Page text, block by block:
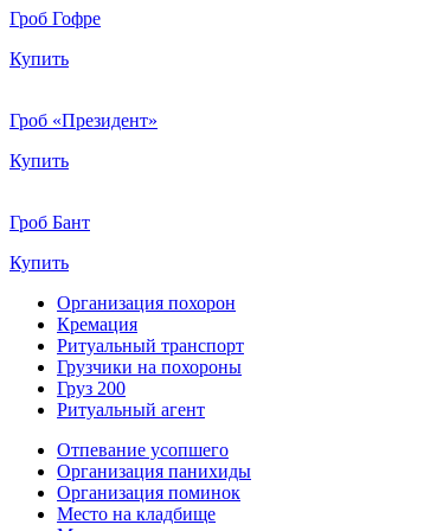
Гроб Гофре
Купить
Гроб «Президент»
Купить
Гроб Бант
Купить
Организация похорон
Кремация
Ритуальный транспорт
Грузчики на похороны
Груз 200
Ритуальный агент
Отпевание усопшего
Организация панихиды
Организация поминок
Место на кладбище